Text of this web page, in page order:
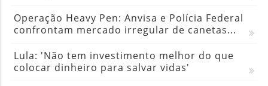
Operação Heavy Pen: Anvisa e Polícia Federal
confrontam mercado irregular de canetas...
Lula: 'Não tem investimento melhor do que
colocar dinheiro para salvar vidas'